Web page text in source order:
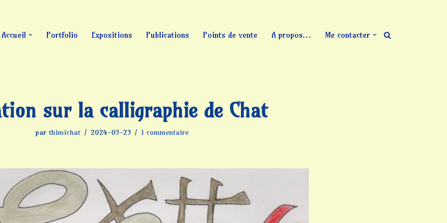
Accueil Portfolio Expositions Publications Points de vente A propos… Me contacter
sur la calligraphie de Chat
par thimichat 2024-05-23 1 commentaire